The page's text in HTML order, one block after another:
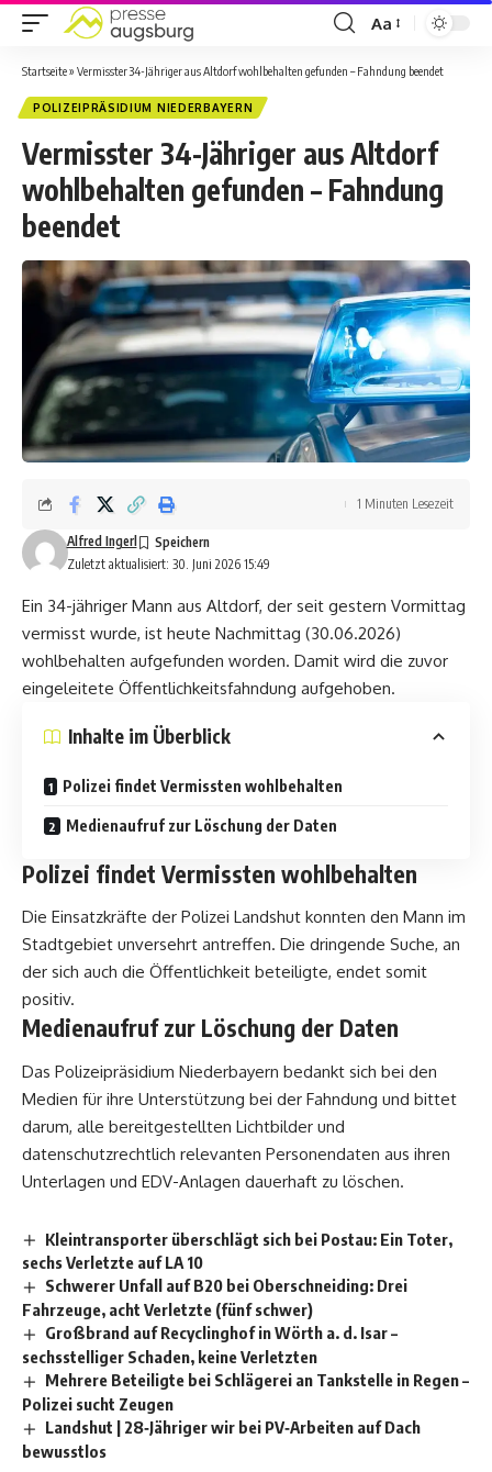
Aa
Startseite» Vermisster 34-Jähriger aus Altdorf wohlbehalten gefunden – Fahndung beendet
POLIZEIPRÄSIDIUM NIEDERBAYERN
Vermisster 34-Jähriger aus Altdorf
wohlbehalten gefunden – Fahndung
beendet
Zuletzt aktualisiert: 30. Juni 2026 15:49
Alfred Ingerl
1 Minuten Lesezeit
Ein 34-jähriger Mann aus Altdorf, der seit gestern Vormittag
vermisst wurde, ist heute Nachmittag (30.06.2026)
wohlbehalten aufgefunden worden. Damit wird die zuvor
eingeleitete Öffentlichkeitsfahndung aufgehoben.
Inhalte im Überblick
Polizei findet Vermissten wohlbehalten
Medienaufruf zur Löschung der Daten
Polizei findet Vermissten wohlbehalten
Die Einsatzkräfte der Polizei Landshut konnten den Mann im
Stadtgebiet unversehrt antreffen. Die dringende Suche, an
der sich auch die Öffentlichkeit beteiligte, endet somit
positiv.
Medienaufruf zur Löschung der Daten
Das Polizeipräsidium Niederbayern bedankt sich bei den
Medien für ihre Unterstützung bei der Fahndung und bittet
darum, alle bereitgestellten Lichtbilder und
datenschutzrechtlich relevanten Personendaten aus ihren
Unterlagen und EDV-Anlagen dauerhaft zu löschen.
Kleintransporter überschlägt sich bei Postau: Ein Toter,
sechs Verletzte auf LA 10
Schwerer Unfall auf B20 bei Oberschneiding: Drei
Fahrzeuge, acht Verletzte (fünf schwer)
Großbrand auf Recyclinghof in Wörth a. d. Isar –
sechsstelliger Schaden, keine Verletzten
Mehrere Beteiligte bei Schlägerei an Tankstelle in Regen –
Polizei sucht Zeugen
Landshut | 28‑Jähriger wir bei PV‑Arbeiten auf Dach
bewusstlos